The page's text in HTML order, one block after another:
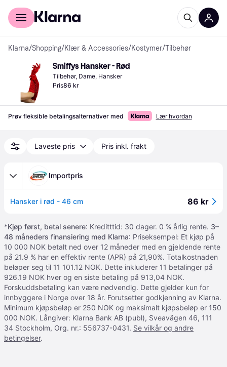
For kunder
Klarna/Shopping/Klær & Accessories/Kostymer/Tilbehør
Smiffys Hansker - Rød
Tilbehør, Dame, Hansker
Pris86 kr
Prøv fleksible betalingsalternativer med Lær hvordan
Laveste pris Pris inkl. frakt
Importpris
Hansker i rød - 46 cm 86 kr
*Kjøp først, betal senere: Kreditttid: 30 dager. 0 % årlig rente. 3–
48 måneders finansiering med Klarna: Priseksempel: Et kjøp på
10 000 NOK betalt ned over 12 måneder med en gjeldende rente
på 21.9 % har en effektiv rente (APR) på 21,90%. Totalkostnaden
beløper seg til 11 101.12 NOK. Dette inkluderer 11 betalinger på
926.19 NOK hver og en siste betaling på 913,04 NOK.
Forskuddsbetaling kan være nødvendig. Dette gjelder kun for
innbyggere i Norge over 18 år. Forutsetter godkjenning av Klarna.
Minimum kjøpsbeløp er 250 NOK og maksimalt kjøpsbeløp er 150
000 NOK. Långiver: Klarna Bank AB (publ), Sveavägen 46, 111
34 Stockholm, Org. nr.: 556737-0431. Se vilkår og andre
betingelser.